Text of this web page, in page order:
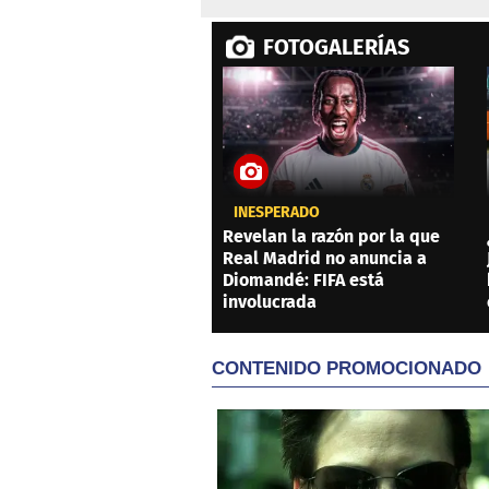
FOTOGALERÍAS
INESPERADO
Revelan la razón por la que
Real Madrid no anuncia a
Diomandé: FIFA está
involucrada